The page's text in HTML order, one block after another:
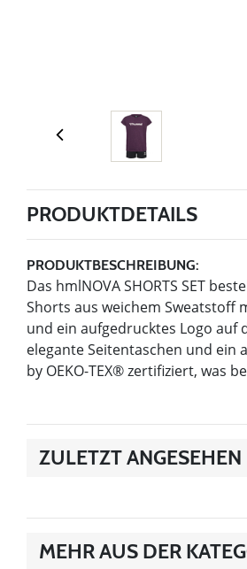
PRODUKTDETAILS
PRODUKTBESCHREIBUNG:
Das hmlNOVA SHORTS SET
Shorts aus weichem Sweatstoff
und ein aufgedrucktes Logo auf
elegante Seitentaschen und ein
by OEKO-TEX® zertifiziert, was
ZULETZT ANGESEHEN
MEHR AUS DER